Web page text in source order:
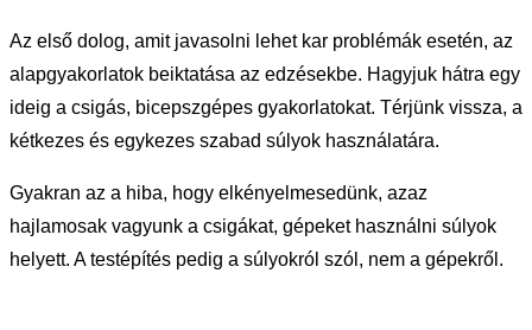
Az első dolog, amit javasolni lehet kar problémák esetén, az
alapgyakorlatok beiktatása az edzésekbe. Hagyjuk hátra egy
ideig a csigás, bicepszgépes gyakorlatokat. Térjünk vissza, a
kétkezes és egykezes szabad súlyok használatára.
Gyakran az a hiba, hogy elkényelmesedünk, azaz
hajlamosak vagyunk a csigákat, gépeket használni súlyok
helyett. A testépítés pedig a súlyokról szól, nem a gépekről.